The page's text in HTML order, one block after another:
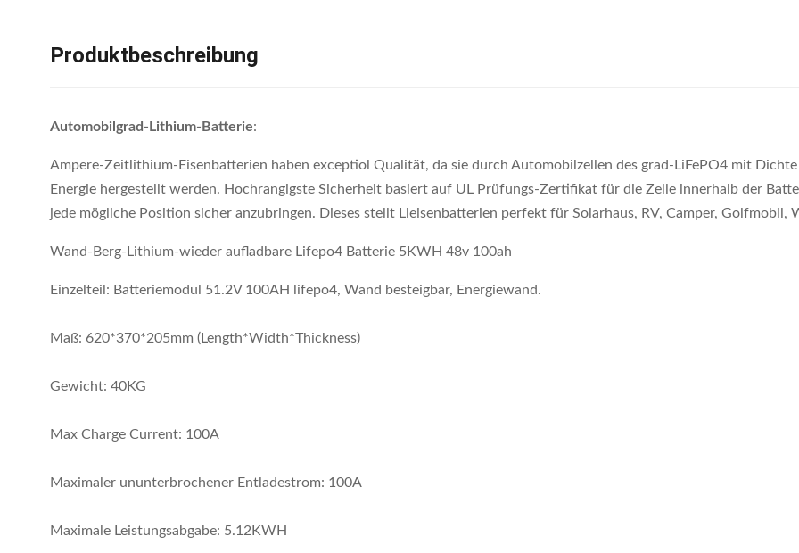
Produktbeschreibung
Automobilgrad-Lithium-Batterie:
Ampere-Zeitlithium-Eisenbatterien haben exceptiol Qualität, da sie durch Automobilzellen des grad-LiFePO4 mit
Energie hergestellt werden. Hochrangigste Sicherheit basiert auf UL Prüfungs-Zertifikat für die Zelle innerhalb der
jede mögliche Position sicher anzubringen. Dieses stellt Lieisenbatterien perfekt für Solarhaus, RV, Camper, Golfmobil,
Wand-Berg-Lithium-wieder aufladbare Lifepo4 Batterie 5KWH 48v 100ah
Einzelteil: Batteriemodul 51.2V 100AH lifepo4, Wand besteigbar, Energiewand.
Maß: 620*370*205mm (Length*Width*Thickness)
Gewicht: 40KG
Max Charge Current: 100A
Maximaler ununterbrochener Entladestrom: 100A
Maximale Leistungsabgabe: 5.12KWH